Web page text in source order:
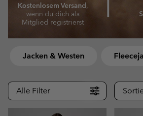
Kostenlosem Versand,
wenn du dich als
Mitglied registrierst
Jacken & Westen
Alle Filter